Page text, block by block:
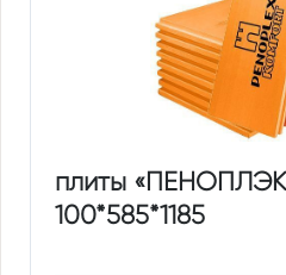
плиты
100*585*1185